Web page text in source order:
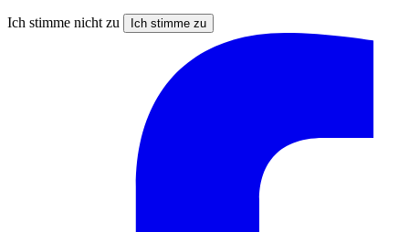
Ich stimme nicht zu Ich stimme zu